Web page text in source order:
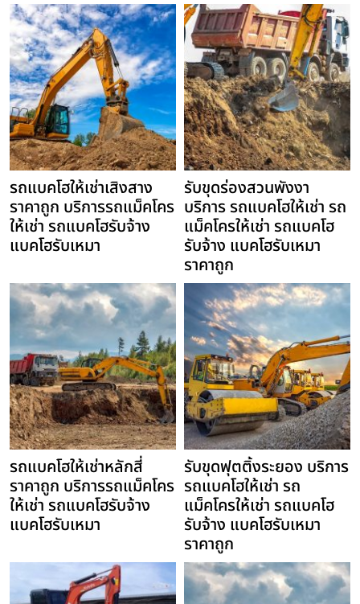
รถแบคโฮให้เช่าเสิงสาง
ราคาถูก บริการรถแม็คโคร
ให้เช่า รถแบคโฮรับจ้าง
แบคโฮรับเหมา
รับขุดร่องสวนพังงา
บริการ รถแบคโฮให้เช่า รถ
แม็คโครให้เช่า รถแบคโฮ
รับจ้าง แบคโฮรับเหมา
ราคาถูก
รถแบคโฮให้เช่าหลักสี่
ราคาถูก บริการรถแม็คโคร
ให้เช่า รถแบคโฮรับจ้าง
แบคโฮรับเหมา
รับขุดฟุตติ้งระยอง บริการ
รถแบคโฮให้เช่า รถ
แม็คโครให้เช่า รถแบคโฮ
รับจ้าง แบคโฮรับเหมา
ราคาถูก